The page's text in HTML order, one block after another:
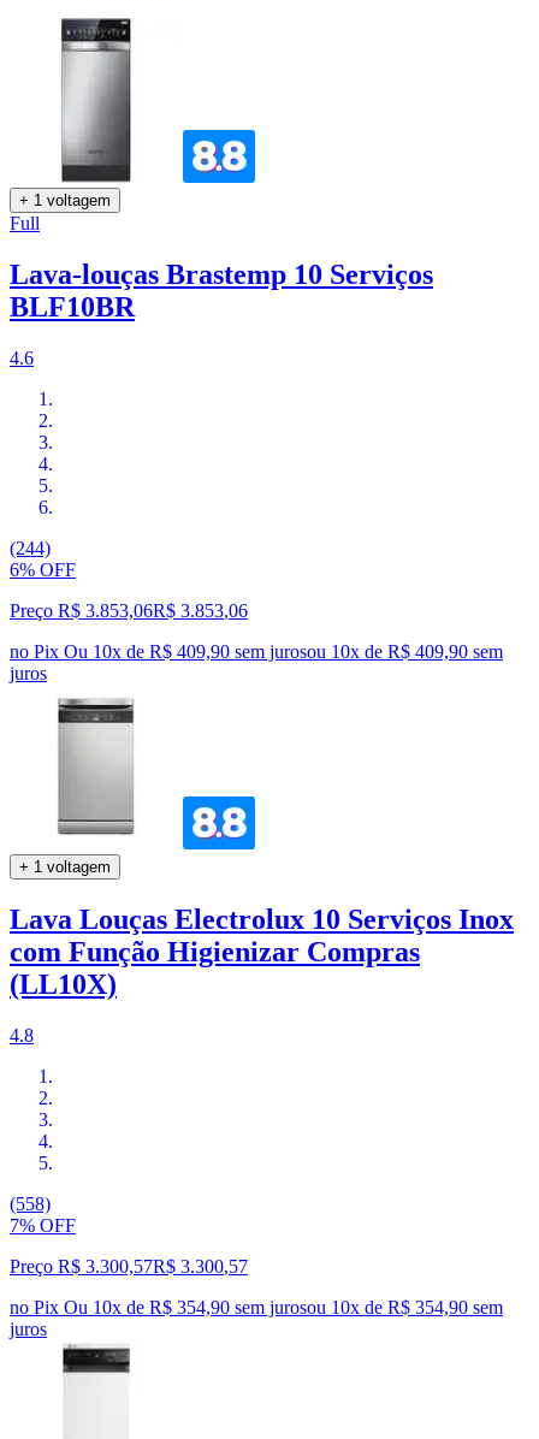
+ 1 voltagem
Full
Lava-louças Brastemp 10 Serviços
BLF10BR
4.6
(244)
6% OFF
Preço R$ 3.853,06R$ 3.853,06
no Pix Ou 10x de R$ 409,90 sem jurosou 10x de R$ 409,90 sem
juros
+ 1 voltagem
Lava Louças Electrolux 10 Serviços Inox
com Função Higienizar Compras
(LL10X)
4.8
(558)
7% OFF
Preço R$ 3.300,57R$ 3.300,57
no Pix Ou 10x de R$ 354,90 sem jurosou 10x de R$ 354,90 sem
juros